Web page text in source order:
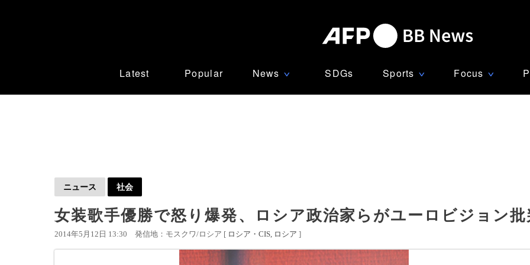
Latest Popular News ∨ SDGs Sports ∨ Focus ∨
ニュース 社会
女装歌手優勝で怒り爆発、ロシア政治家らがユーロビジョン批
2014年5月12日 13:30 発信地：モスクワ/ロシア [ ロシア・CIS ロシア ]